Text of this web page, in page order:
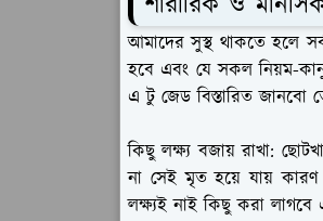
আমাদের সুস্থ থাকতে হলে
হবে এবং যে সকল নিয়ম-
এ টু জেড বিস্তারিত জানবো
কিছু লক্ষ্য বজায় রাখা:
না সেই মৃত হয়ে যায়
লক্ষ্যই নাই কিছু করা